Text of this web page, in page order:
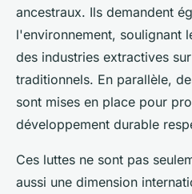
ancestraux. Ils demandent
l'environnement, soulignant
des industries extractives
traditionnels. En parallèle,
sont mises en place pour
développement durable
Ces luttes ne sont pas
aussi une dimension